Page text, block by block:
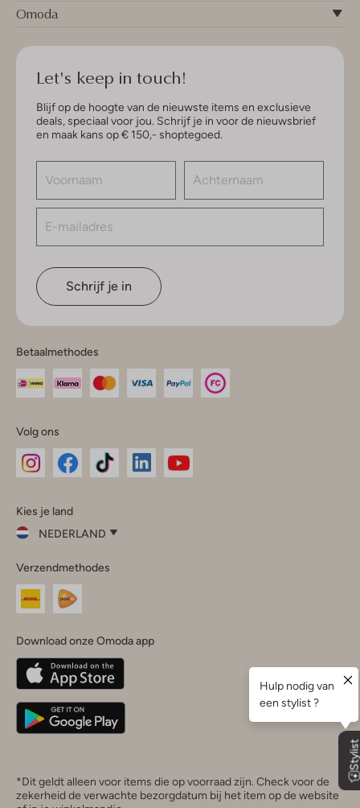
Omoda
Let's keep in touch!
Blijf op de hoogte van de nieuwste items en exclusieve
deals, speciaal voor jou. Schrijf je in voor de nieuwsbrief
en maak kans op € 150,- shoptegoed.
Schrijf je in
Betaalmethodes
Volg ons
InstagramFacebook
Kies je land
NEDERLAND
je
land
Nederland
Belgique(Français)
Deutschland
Verzendmethodes
Download onze Omoda app
*Dit geldt alleen voor items die op voorraad zijn. Check voor de
zekerheid de verwachte bezorgdatum bij het item op de website